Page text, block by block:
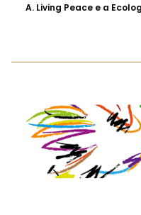
A. Living Peace e a